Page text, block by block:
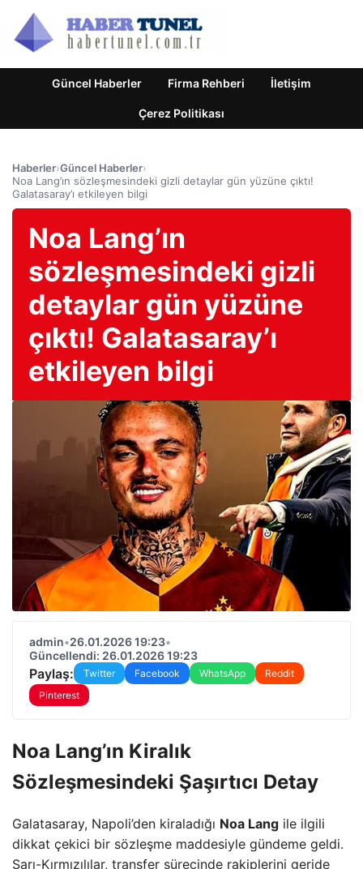
Güncel Haberler Firma Rehberi İletişim
Çerez Politikası
Haberler›Güncel Haberler›
Noa Lang’ın sözleşmesindeki gizli detaylar gün yüzüne çıktı!
Galatasaray’ı etkileyen bilgi
Noa Lang’ın
sözleşmesindeki gizli
detaylar gün yüzüne
çıktı! Galatasaray’ı
etkileyen bilgi
admin•26.01.2026 19:23•
Güncellendi: 26.01.2026 19:23
Paylaş: Twitter Facebook WhatsApp
Reddit
Pinterest
Noa Lang’ın Kiralık
Sözleşmesindeki Şaşırtıcı Detay
Galatasaray, Napoli’den kiraladığı Noa Lang ile ilgili
dikkat çekici bir sözleşme maddesiyle gündeme geldi.
Sarı-Kırmızılılar, transfer sürecinde rakiplerini geride